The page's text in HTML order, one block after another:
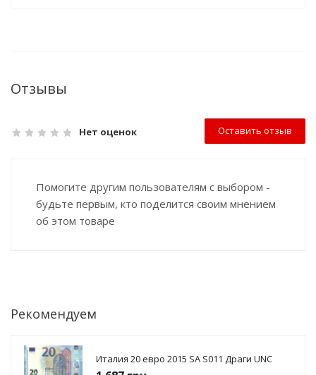
Отзывы
Нет оценок Оставить отзыв
Помогите другим пользователям с выбором -
будьте первым, кто поделится своим мнением
об этом товаре
Рекомендуем
Италия 20 евро 2015 SА S011 Драги UNC